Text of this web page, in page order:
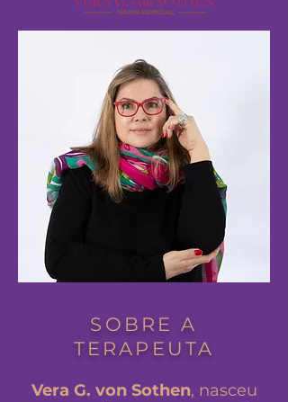
SOBRE A
TERAPEUTA
Vera G. von Sothen, nasceu